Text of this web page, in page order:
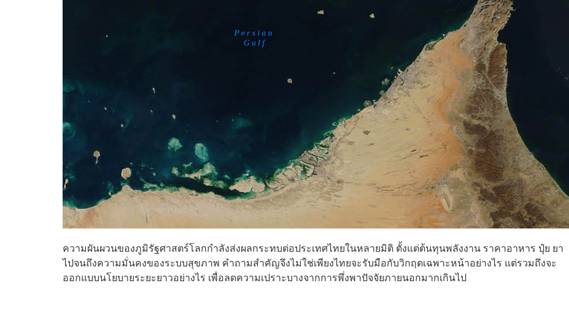
ความผันผวนของภูมิรัฐศาสตร์โลกกำลังส่งผลกระทบต่อประเทศไทยในหลายมิติ ตั้งแต่ต้นทุนพลังงาน ราคาอาหาร ปุ๋ย ยา
ไปจนถึงความมั่นคงของระบบสุขภาพ คำถามสำคัญจึงไม่ใช่เพียงไทยจะรับมือกับวิกฤตเฉพาะหน้าอย่างไร แต่รวมถึงจะ
ออกแบบนโยบายระยะยาวอย่างไร เพื่อลดความเปราะบางจากการพึ่งพาปัจจัยภายนอกมากเกินไป